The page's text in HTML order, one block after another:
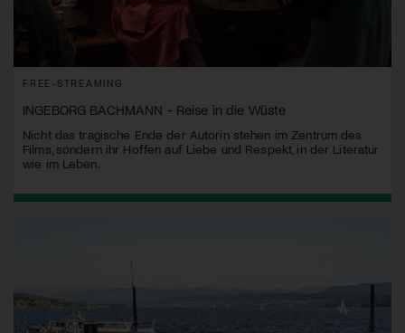
FREE-STREAMING
INGEBORG BACHMANN - Reise in die Wüste
Nicht das tragische Ende der Autorin stehen im Zentrum des
Films, sondern ihr Hoffen auf Liebe und Respekt, in der Literatur
wie im Leben.